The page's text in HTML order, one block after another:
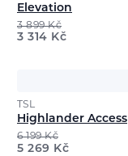
Elevation
3 899Kč
3 314 Kč
TSL
Highlander Access
6 199Kč
5 269 Kč